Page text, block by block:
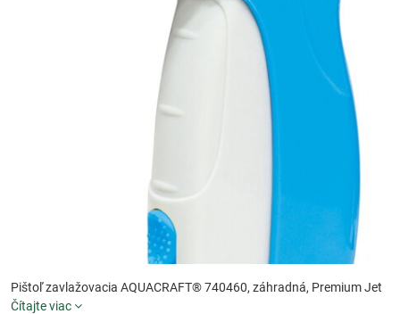
Pištoľ zavlažovacia AQUACRAFT® 740460, záhradná, Premium Jet
Čítajte viac